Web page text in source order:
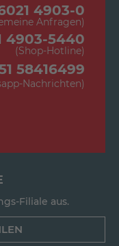
4903-0
Anfragen)
4903-5440
(Shop-Hotline)
58416499
Nachrichten)
Filiale aus.